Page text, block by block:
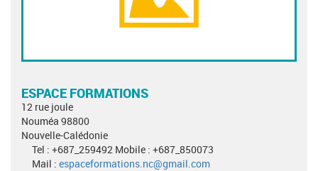
ESPACE FORMATIONS
12 rue joule
Nouméa 98800
Nouvelle-Calédonie
Tel : +687_259492 Mobile : +687_850073
Mail : espaceformations.nc@gmail.com